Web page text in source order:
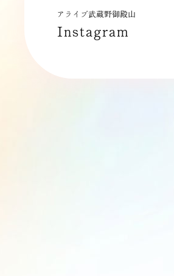
アライブ武蔵野御殿山
Instagram